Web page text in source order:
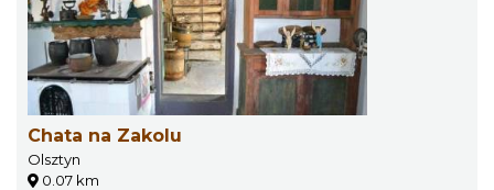
Chata na Zakolu
Olsztyn
0.07 km